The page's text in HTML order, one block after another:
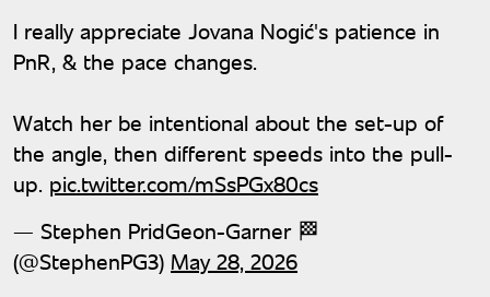
I really appreciate Jovana Nogić's patience in
PnR, & the pace changes.
Watch her be intentional about the set-up of
the angle, then different speeds into the pull-
up. pic.twitter.com/mSsPGx80cs
— Stephen PridGeon-Garner 🏁
(@StephenPG3) May 28, 2026